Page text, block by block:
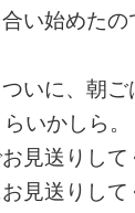
い始めたの
いに、朝ご
いかしら。
見送りして
見送りし